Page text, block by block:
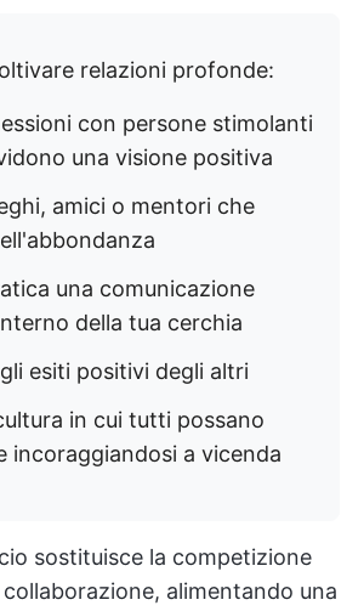
relazioni profonde:
con persone stimolanti
una visione positiva
amici o mentori che
una comunicazione
della tua cerchia
esiti positivi degli altri
in cui tutti possano
incoraggiandosi a vicenda
sostituisce la competizione
alimentando una